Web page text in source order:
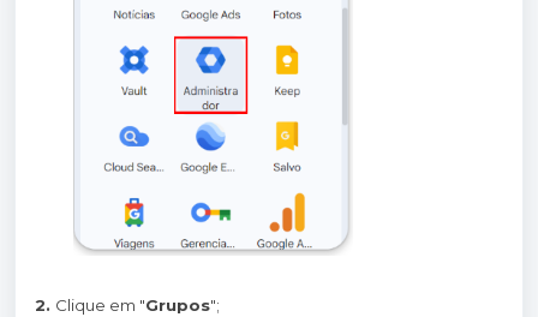
2. Clique em "Grupos";